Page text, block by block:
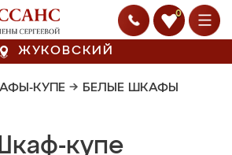
0
ЖУКОВСКИЙ
КУПЕ → БЕЛЫЕ ШКАФЫ
купе